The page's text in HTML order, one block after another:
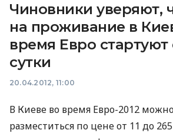
Чиновники уверяют,
на проживание в
время Евро стартуют
сутки
20.04.2012, 11:00
В Киеве во время Евро-2012
разместиться по цене от 11 до